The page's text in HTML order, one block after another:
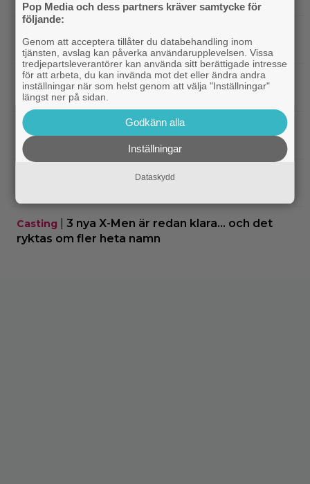
helgen – finns något för alla!
Trivia|Thrillern med Katherine Heigl sålde bara
6 biobiljetter – historiens lägsta intäkter
Dokumentär
Från skaparen av ”Tiger King”:
HBO-dokumentär om reptilsmuggling hyllas
”Borderlands”-regissören om
Casting
3 nya X-Men är redan klara… och det
ryktas om fler heta namn
Pop Media och dess partners kräver samtycke för
följande:
Genom att acceptera tillåter du databehandling inom
tjänsten, avslag kan påverka användarupplevelsen. Vissa
tredjepartsleverantörer kan använda sitt berättigade intresse
för att arbeta, du kan invända mot det eller ändra andra
inställningar när som helst genom att välja "Inställningar"
längst ner på sidan.
Godkänn alla
Inställningar
Dataskydd